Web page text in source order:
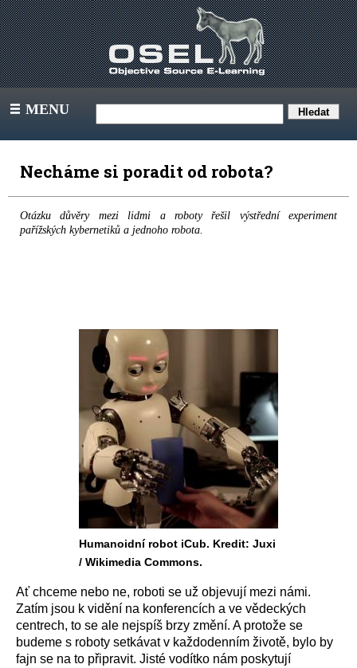
III MENU
Necháme si poradit od robota?
Otázku důvěry mezi lidmi a roboty řešil výstřední experiment
pařížských kybernetiků a jednoho robota.
Humanoidní robot iCub. Kredit: Juxi
/ Wikimedia Commons.
Ať chceme nebo ne, roboti se už objevují mezi námi.
Zatím jsou k vidění na konferencích a ve vědeckých
centrech, to se ale nejspíš brzy změní. A protože se
budeme s roboty setkávat v každodenním životě, bylo by
fajn se na to připravit. Jisté vodítko nám poskytují